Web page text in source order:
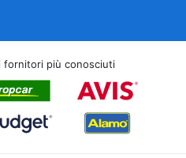
più conosciuti